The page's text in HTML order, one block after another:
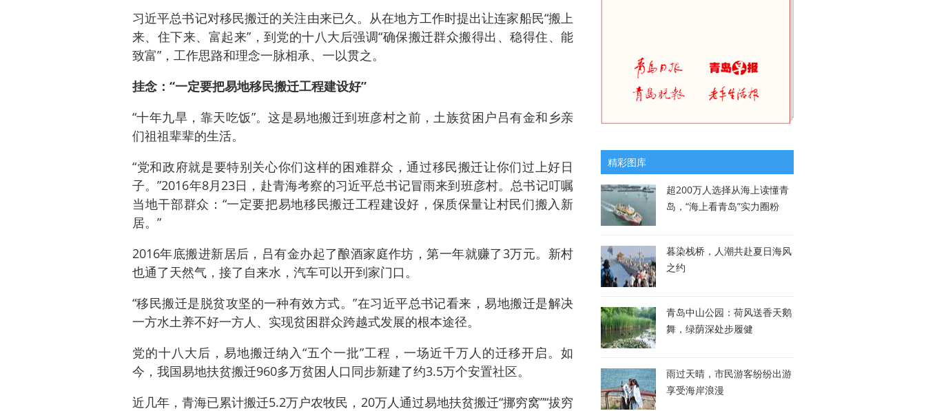
习近平总书记对移民搬迁的关注由来已久。从在地方工作时提出让连家船民“搬上
来、住下来、富起来”，到党的十八大后强调“确保搬迁群众搬得出、稳得住、能
致富”，工作思路和理念一脉相承、一以贯之。
挂念：“一定要把易地移民搬迁工程建设好”
“十年九旱，靠天吃饭”。这是易地搬迁到班彦村之前，土族贫困户吕有金和乡亲
们祖祖辈辈的生活。
“党和政府就是要特别关心你们这样的困难群众，通过移民搬迁让你们过上好日
子。”2016年8月23日，赴青海考察的习近平总书记冒雨来到班彦村。总书记叮嘱
当地干部群众：“一定要把易地移民搬迁工程建设好，保质保量让村民们搬入新
居。”
2016年底搬进新居后，吕有金办起了酿酒家庭作坊，第一年就赚了3万元。新村
也通了天然气，接了自来水，汽车可以开到家门口。
“移民搬迁是脱贫攻坚的一种有效方式。”在习近平总书记看来，易地搬迁是解决
一方水土养不好一方人、实现贫困群众跨越式发展的根本途径。
党的十八大后，易地搬迁纳入“五个一批”工程，一场近千万人的迁移开启。如
今，我国易地扶贫搬迁960多万贫困人口同步新建了约3.5万个安置社区。
近几年，青海已累计搬迁5.2万户农牧民，20万人通过易地扶贫搬迁“挪穷窝”“拔穷
精彩图库
超200万人选择从海上读懂青
岛，“海上看青岛”实力圈粉
暮染栈桥，人潮共赴夏日海风
之约
青岛中山公园：荷风送香天鹅
舞，绿荫深处步履健
雨过天晴，市民游客纷纷出游
享受海岸浪漫